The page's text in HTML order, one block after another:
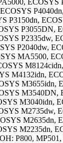
P3150dn,
P3055DN,
P2335dw,
P2040dw,
MA5500,
M4132idn,
M3655idn,
M3540DN,
M3040idn,
M2735dw,
M2635dn,
M2235dn,
P800,